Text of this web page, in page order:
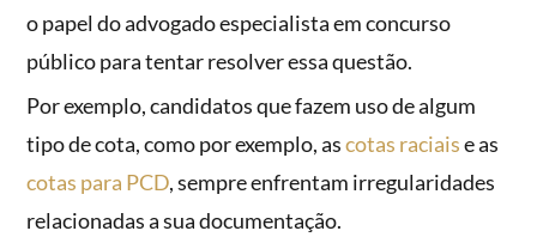
o papel do advogado especialista em concurso
público para tentar resolver essa questão.
Por exemplo, candidatos que fazem uso de algum
tipo de cota, como por exemplo, ascotas raciaise as
cotas para PCD, sempre enfrentam irregularidades
relacionadas a sua documentação.